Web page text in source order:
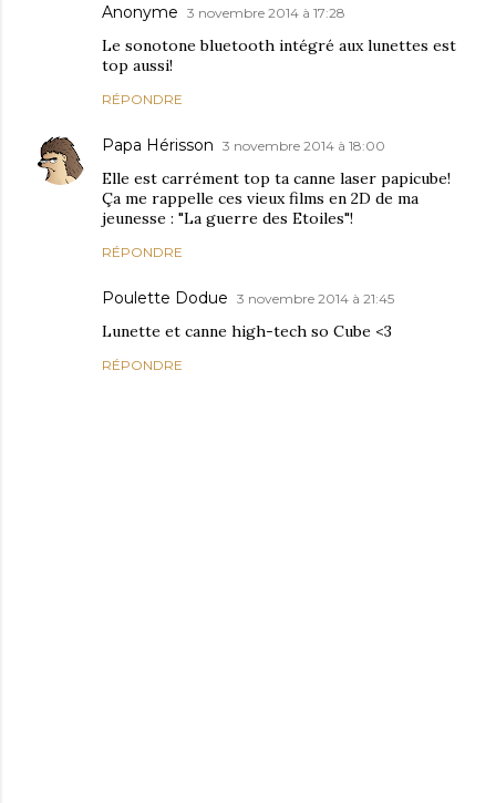
Anonyme 3 novembre 2014 à 17:28
Le sonotone bluetooth intégré aux lunettes est
top aussi!
RÉPONDRE
Papa Hérisson 3 novembre 2014 à 18:00
Elle est carrément top ta canne laser papicube!
Ça me rappelle ces vieux films en 2D de ma
jeunesse : "La guerre des Etoiles"!
RÉPONDRE
Poulette Dodue 3 novembre 2014 à 21:45
Lunette et canne high-tech so Cube <3
RÉPONDRE